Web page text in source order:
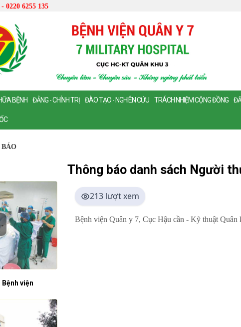
0220 6255 135
BỆNH ĐẢNG - CHÍNH TRỊ ĐÀO TẠO - NGHIÊN CỨU TRÁCH NHIỆM CỘNG ĐỒNG
viện
Thông báo danh sách Người
213 lượt xem
Bệnh viện Quân y 7, Cục Hậu cần - Kỹ thuật Quân